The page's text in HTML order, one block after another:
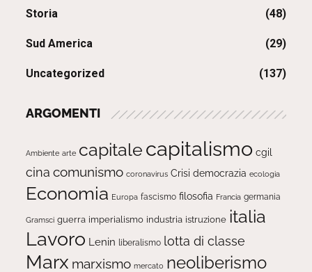
Storia (48)
Sud America (29)
Uncategorized (137)
ARGOMENTI
Ambiente arte capitale capitalismo cgil
cina comunismo coronavirus Crisi democrazia ecologia
Economia Europa fascismo filosofia Francia germania
Gramsci guerra imperialismo industria istruzione italia
Lavoro Lenin liberalismo lotta di classe
Marx marxismo mercato neoliberismo